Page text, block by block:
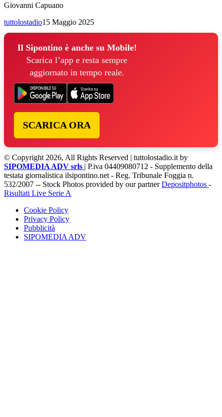
Giovanni Capuano
tuttolostadio15 Maggio 2025
Il Sipontino è anche su Mobile!
Scarica l’app e resta sempre
aggiornato in tempo reale.
SCARICA ORA
© Copyright 2026, All Rights Reserved | tuttolostadio.it by
SIPOMEDIA ADV srls | P.iva 04409080712 - Supplemento della
testata giornalistica ilsipontino.net - Reg. Tribunale Foggia n.
532/2007 -- Stock Photos provided by our partnerDepositphotos -
Risultati Live Serie A
Cookie Policy
Privacy Policy
Pubblicità
SIPOMEDIA ADV